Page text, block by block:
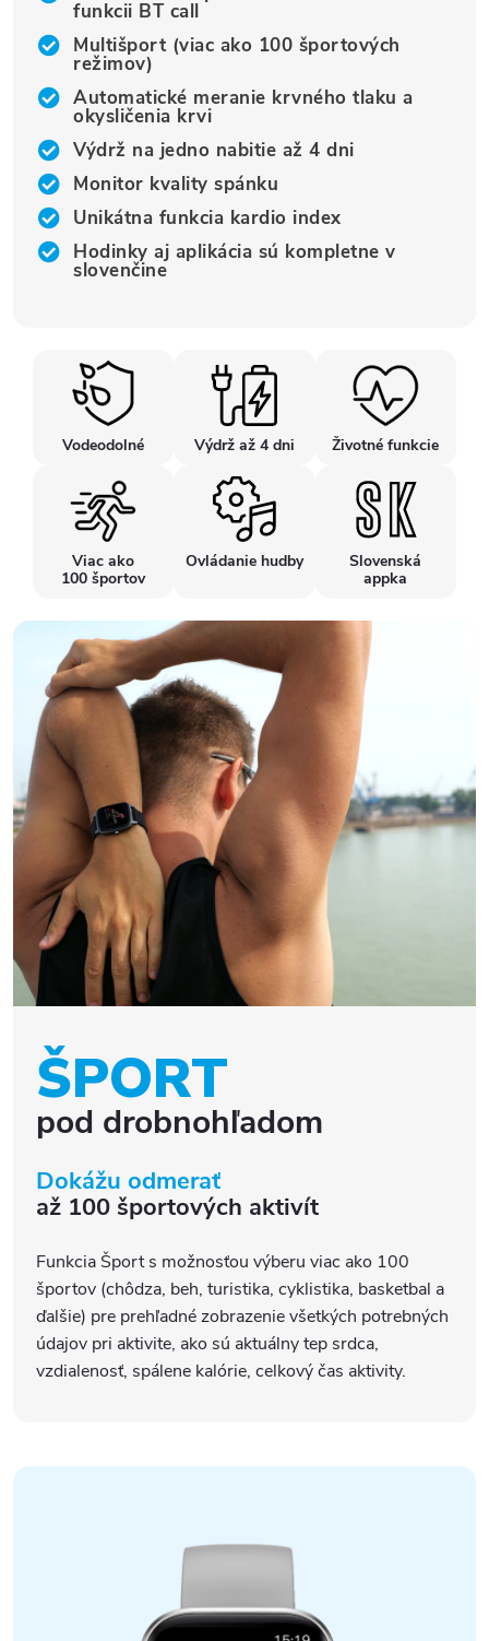
funkcii BT call
Multišport (viac ako 100 športových
režimov)
Automatické meranie krvného tlaku a
okysličenia krvi
Výdrž na jedno nabitie až 4 dni
Monitor kvality spánku
Unikátna funkcia kardio index
Hodinky aj aplikácia sú kompletne v
slovenčine
Vodeodolné Výdrž až 4 dni Životné funkcie
Viac ako
100 športov
Ovládanie hudby
Slovenská
appka
ŠPORT
pod drobnohľadom
Dokážu odmerať
až 100 športových aktivít
Funkcia Šport s možnosťou výberu viac ako 100
športov (chôdza, beh, turistika, cyklistika, basketbal a
ďalšie) pre prehľadné zobrazenie všetkých potrebných
údajov pri aktivite, ako sú aktuálny tep srdca,
vzdialenosť, spálene kalórie, celkový čas aktivity.